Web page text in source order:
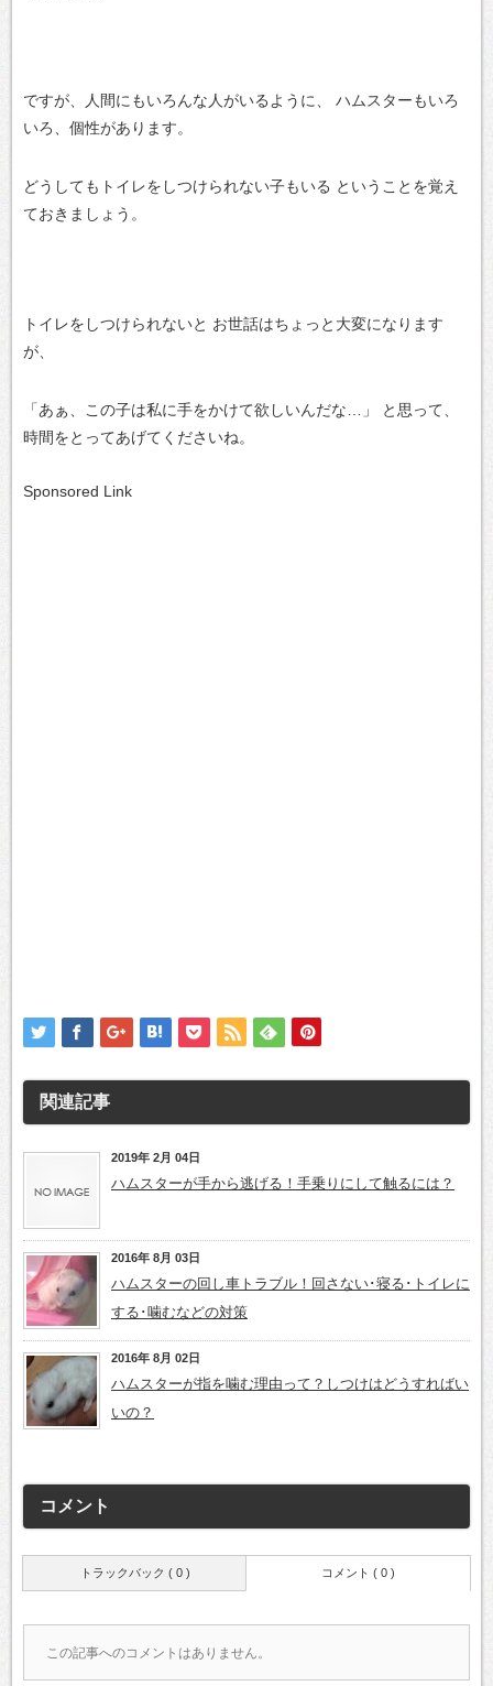
ですが、人間にもいろんな人がいるように、
ハムスターもいろ
いろ、個性があります。
どうしてもトイレをしつけられない子もいる ということを覚え
ておきましょう。
トイレをしつけられないと お世話はちょっと大変になります
が、
「あぁ、この子は私に手をかけて欲しいんだな…」
と思って、
時間をとってあげてくださいね。
Sponsored Link
関連記事
2019年 2月 04日
ハムスターが手から逃げる！手乗りにして触るには？
2016年 8月 03日
ハムスターの回し車トラブル！回さない･寝る･トイレに
する･噛むなどの対策
2016年 8月 02日
ハムスターが指を噛む理由って？しつけはどうすればい
いの？
コメント
トラックバック ( 0 ) コメント ( 0 )
この記事へのコメントはありません。